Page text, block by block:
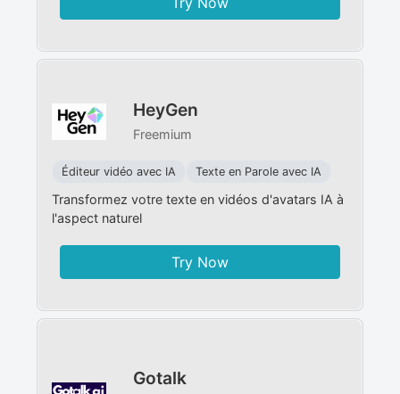
HeyGen
Freemium
Éditeur vidéo avec IA Texte en Parole avec IA
Transformez votre texte en vidéos d'avatars IA à
l'aspect naturel
Try Now
Gotalk